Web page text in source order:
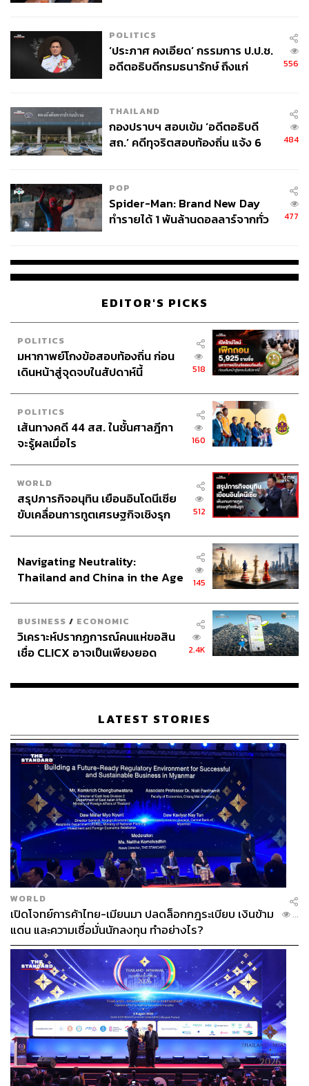
POLITICS
‘ประภาศ คงเอียด’ กรรมการ ป.ป.ช.
อดีตอธิบดีกรมธนารักษ์ ถึงแก่
556
THAILAND
กองปราบฯ สอบเข้ม ‘อดีตอธิบดี
สถ.’ คดีทุจริตสอบท้องถิ่น แจ้ง 6
484
POP
Spider-Man: Brand New Day
ทำรายได้ 1 พันล้านดอลลาร์จากทั่ว
477
EDITOR'S PICKS
POLITICS
มหากาพย์โกงข้อสอบท้องถิ่น ก่อน
เดินหน้าสู่จุดจบในสัปดาห์นี้
518
POLITICS
เส้นทางคดี 44 สส. ในชั้นศาลฎีกา
จะรู้ผลเมื่อไร
160
WORLD
สรุปภารกิจอนุทิน เยือนอินโดนีเซีย
ขับเคลื่อนการทูตเศรษฐกิจเชิงรุก
512
Navigating Neutrality:
Thailand and China in the Age
145
BUSINESS / ECONOMIC
วิเคราะห์ปรากฏการณ์คนแห่ขอสิน
เชื่อ CLICX อาจเป็นเพียงยอด
เรือนไทยที่ถูกซุกไว้
2.4K
LATEST STORIES
WORLD
เปิดโจทย์การค้าไทย-เมียนมา ปลดล็อกกฎระเบียบ เงินข้าม
แดน และความเชื่อมั่นนักลงทุน ทำอย่างไร?
...